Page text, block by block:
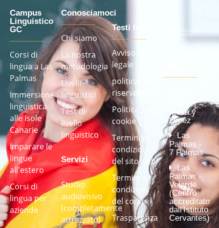
Campus
Linguistico
GC
Corsi di
lingua a Las
Palmas
Immersione
linguistica
alle Isole
Canarie
Imparare le
lingue
all'estero
Corsi di
lingua per
aziende
Conosciamoci
Chi siamo
La nostra
metodologia
Livelli
linguistici
Test di
livello
linguistico
Servizi
Studio
audiovisivo
(completamente
attrezzato)
Testi legali
Avviso
legale
politica sulla
riservatezza
Politica sui
cookie
Termini e
condizioni
del sito web
Termini e
condizioni
del corso
Trasparenza
Palmas -
Mesa y
López
Las
Palmas -
7 Palmas
Las
Palmas -
Velarde
(Centro
accreditato
dall'Istituto
Cervantes)